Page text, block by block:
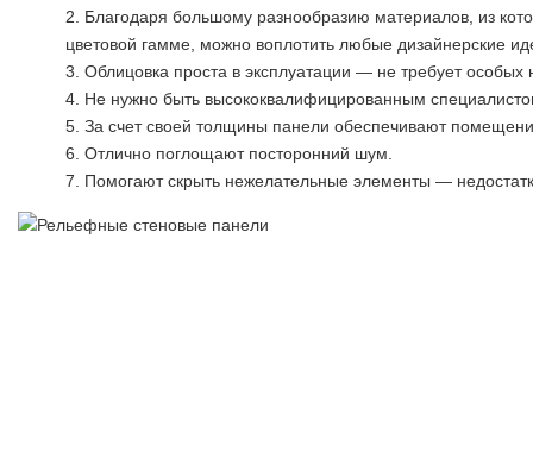
Благодаря большому разнообразию материалов, из
цветовой гамме, можно воплотить любые дизайнерские
Облицовка проста в эксплуатации — не требует
Не нужно быть высококвалифицированным
За счет своей толщины панели обеспечивают
Отлично поглощают посторонний шум.
Помогают скрыть нежелательные элементы —